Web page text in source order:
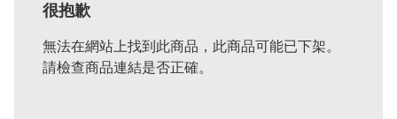
很抱歉
無法在網站上找到此商品，此商品可能已下架。
請檢查商品連結是否正確。